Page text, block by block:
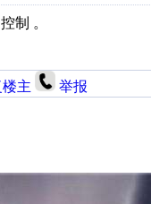
制 。
楼主 举报